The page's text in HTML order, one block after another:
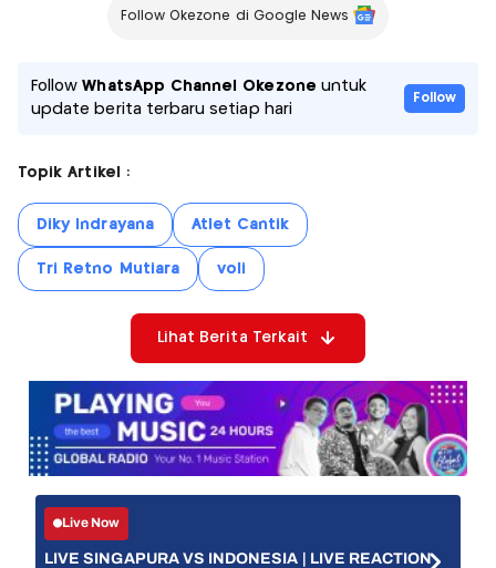
Follow Okezone di Google News
FollowWhatsApp Channel Okezone untuk
update berita terbaru setiap hari
Follow
Topik Artikel :
Diky Indrayana Atlet Cantik
Tri Retno Mutiara voli
Lihat Berita Terkait
Live Now
LIVE SINGAPURA VS INDONESIA | LIVE REACTION